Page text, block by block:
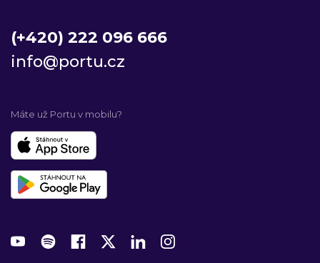
(+420) 222 096 666
info@portu.cz
Máte už Portu v mobilu?